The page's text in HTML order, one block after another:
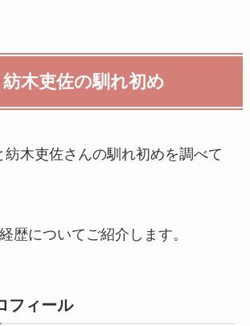
木吏佐の馴れ初め
紡木吏佐さんの馴れ初めを調べて
歴についてご紹介します。
フィール